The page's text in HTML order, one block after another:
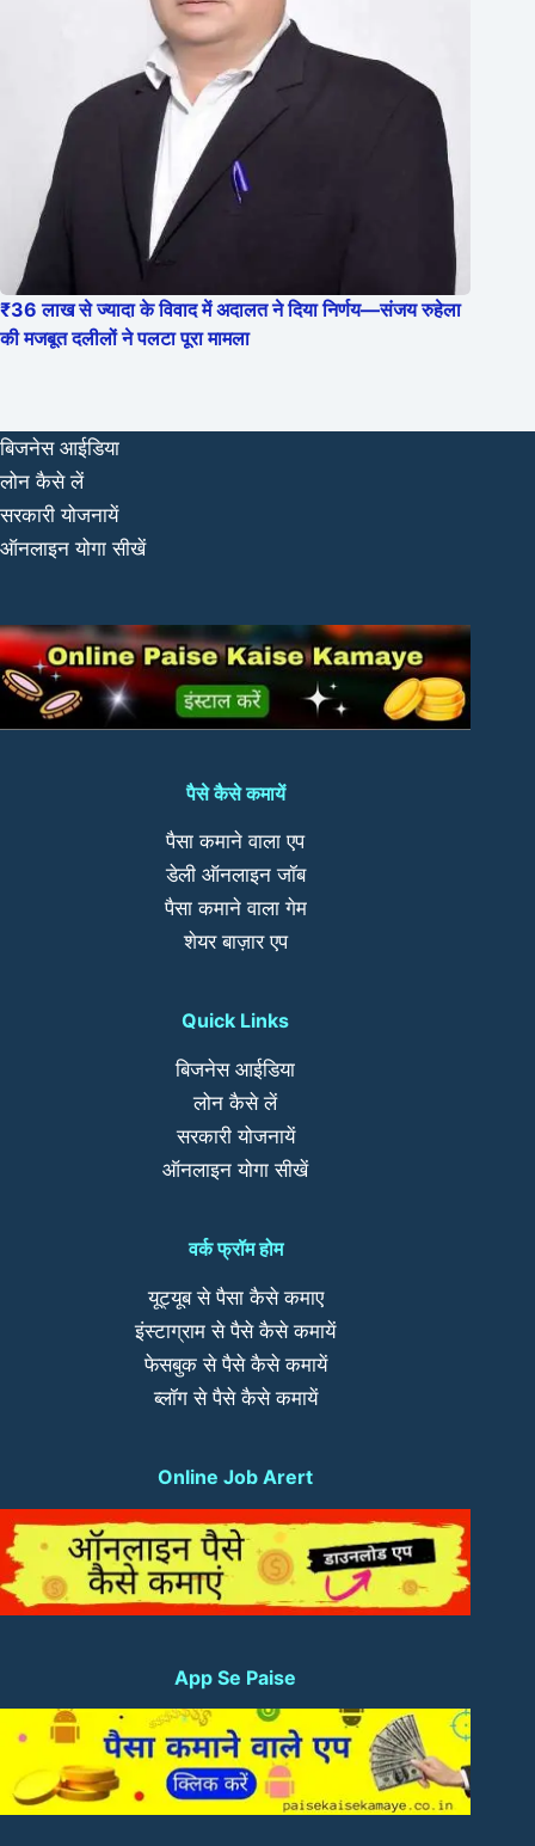
₹36 लाख से ज्यादा के विवाद में अदालत ने दिया निर्णय—संजय रुहेला
की मजबूत दलीलों ने पलटा पूरा मामला
बिजनेस आईडिया
लोन कैसे लें
सरकारी योजनायें
ऑनलाइन योगा सीखें
पैसे कैसे कमायें
पैसा कमाने वाला एप
डेली ऑनलाइन जॉब
पैसा कमाने वाला गेम
शेयर बाज़ार एप
Quick Links
बिजनेस आईडिया
लोन कैसे लें
सरकारी योजनायें
ऑनलाइन योगा सीखें
वर्क फ्रॉम होम
यूट्यूब से पैसा कैसे कमाए
इंस्टाग्राम से पैसे कैसे कमायें
फेसबुक से पैसे कैसे कमायें
ब्लॉग से पैसे कैसे कमायें
Online Job Arert
App Se Paise